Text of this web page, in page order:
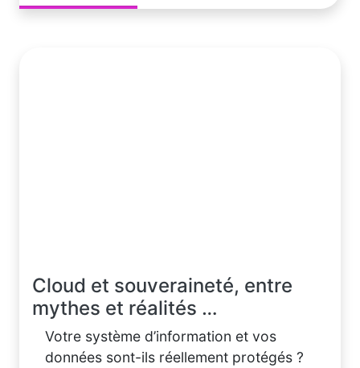
Cloud et souveraineté, entre
mythes et réalités …
Votre système d’information et vos
données sont-ils réellement protégés ?